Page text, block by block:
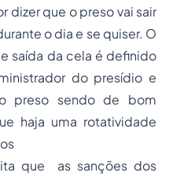
dizer que o preso vai sair
o dia e se quiser. O
saída da cela é definido
do presídio e
preso sendo de bom
haja uma rotatividade
que as sanções dos